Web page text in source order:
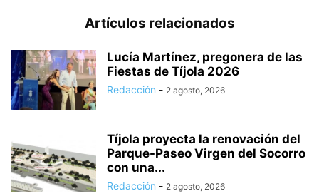
Artículos relacionados
Lucía Martínez, pregonera de las
Fiestas de Tíjola 2026
Redacción - 2 agosto, 2026
Tíjola proyecta la renovación del
Parque-Paseo Virgen del Socorro
con una...
Redacción - 2 agosto, 2026